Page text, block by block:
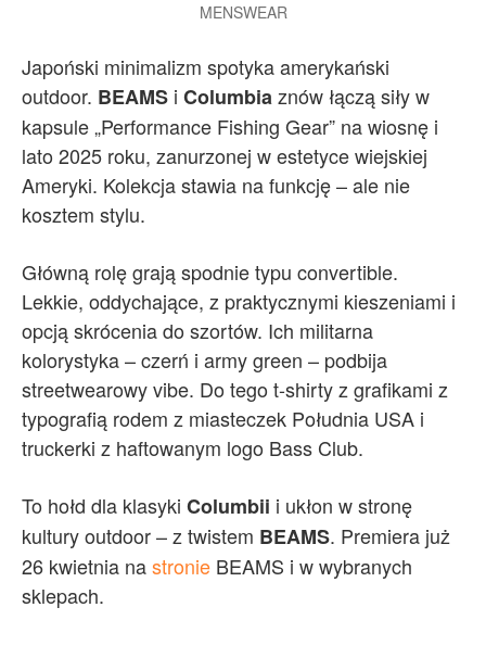
MENSWEAR
Japoński minimalizm spotyka amerykański
outdoor. BEAMS i Columbiaznów łączą siły w
kapsule „Performance Fishing Gear” na wiosnę i
lato 2025 roku, zanurzonej w estetyce wiejskiej
Ameryki. Kolekcja stawia na funkcję – ale nie
kosztem stylu.
Główną rolę grają spodnie typu convertible.
Lekkie, oddychające, z praktycznymi kieszeniami i
opcją skrócenia do szortów. Ich militarna
kolorystyka – czerń i army green – podbija
streetwearowy vibe. Do tego t-shirty z grafikami z
typografią rodem z miasteczek Południa USA i
truckerki z haftowanym logo Bass Club.
To hołd dla klasyki Columbii i ukłon w stronę
kultury outdoor – z twistem BEAMS. Premiera już
26 kwietnia nastronie BEAMS i w wybranych
sklepach.